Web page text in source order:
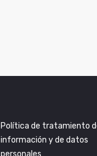
Política de tratamiento
información y de datos
personales